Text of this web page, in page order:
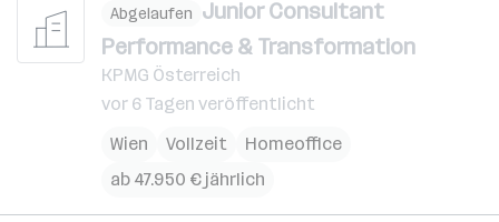
Abgelaufen Junior Consultant
Performance & Transformation
KPMG Österreich
vor 6 Tagen veröffentlicht
Wien
Vollzeit
Homeoffice
ab 47.950 € jährlich